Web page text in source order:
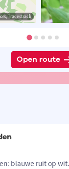
Tracestrack
Open route
© Eddy & Rita
blauwe ruit op